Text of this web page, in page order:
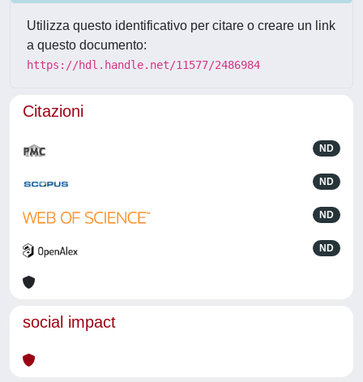
Utilizza questo identificativo per citare o creare un link
a questo documento:
https://hdl.handle.net/11577/2486984
Citazioni
ND
ND
ND
ND
social impact